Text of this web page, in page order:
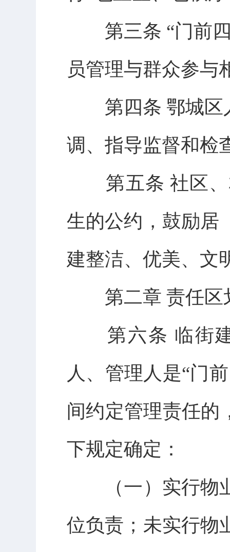
第三条 “门前四
员管理与群众参与
第四条 鄂城区人
调、指导监督和检
第五条 社区、
生的公约，鼓励居
建整洁、优美、文
第二章 责任区
第六条 临街建
人、管理人是“门
间约定管理责任的
下规定确定：
（一）实行物业
位负责；未实行物